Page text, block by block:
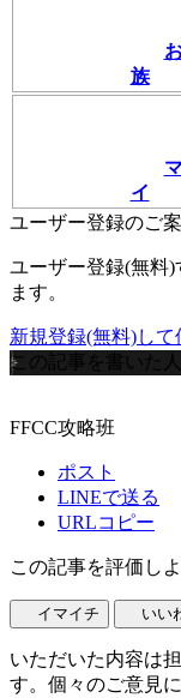
族
イ
ユーザー登録のご
ユーザー登録(無料
ます。
新規登録(無料)して
この記事を書いた人
FFCC攻略班
ポスト
LINEで送る
URLコピー
この記事を評価しよ
イマイチ いい
いただいた内容は
す。個々のご意見